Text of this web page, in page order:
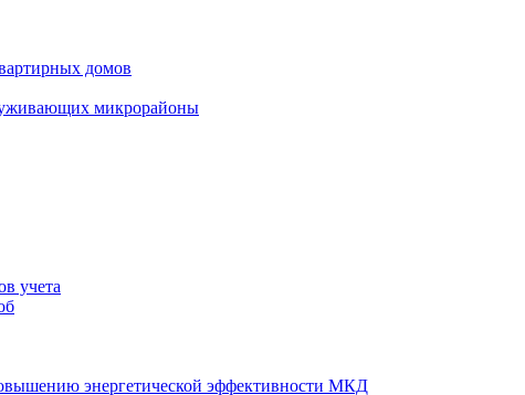
домов
микрорайоны
учета
энергетической эффективности МКД